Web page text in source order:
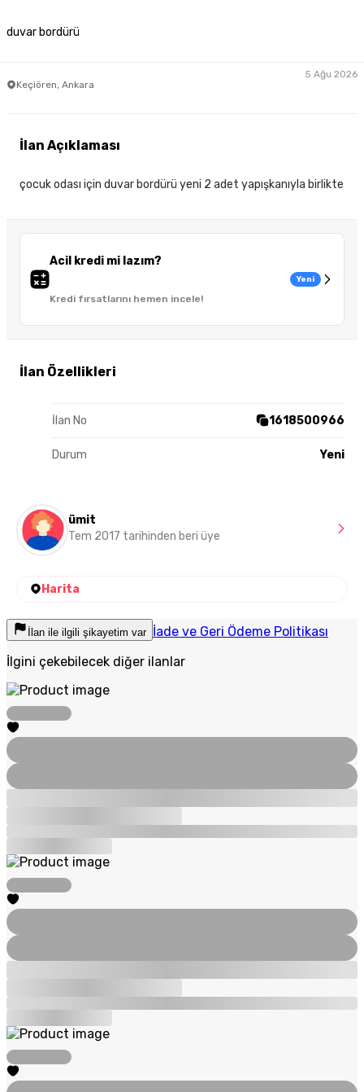
duvar bordürü
Keçiören, Ankara
5 Ağu 2026
Acil kredi mi lazım?
Kredi fırsatlarını hemen incele!
Yeni
İlan Özellikleri
İlan No 1618500966
Durum Yeni
İlan Açıklaması
çocuk odası için duvar bordürü yeni 2 adet yapışkanıyla birlikte
ümit
Tem 2017 tarihinden beri üye
Harita
İlan ile ilgili şikayetim var İade ve Geri Ödeme Politikası
İlgini çekebilecek diğer ilanlar